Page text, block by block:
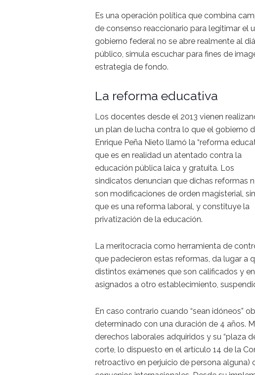
Es una operación política que combina
de consenso reaccionario para legitimar el
gobierno federal no se abre realmente al
público, simula escuchar para fines de
estrategia de fondo.
La reforma educativa
Los docentes desde el 2013 vienen
un plan de lucha contra lo que el gobierno
Enrique Peña Nieto llamó la “reforma
que es en realidad un atentado contra la
educación pública laica y gratuita. Los
sindicatos denuncian que dichas reformas
son modificaciones de orden magisterial,
que es una reforma laboral, y constituye la
privatización de la educación.
La meritocracia como herramienta de
que padecieron estas reformas, da lugar a
distintos exámenes que son calificados y
asignados a otro establecimiento,
En caso contrario cuando “sean idóneos”
determinado con una duración de 4 años.
derechos laborales adquiridos y su “plaza
corte, lo dispuesto en el artículo 14 de la
retroactivo en perjuicio de persona